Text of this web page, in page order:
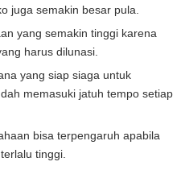
juga semakin besar pula.
yang semakin tinggi karena
harus dilunasi.
yang siap siaga untuk
memasuki jatuh tempo setiap
bisa terpengaruh apabila
tinggi.